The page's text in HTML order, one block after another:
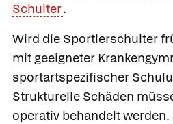
Schulter.
Wird die Sportlerschulter
mit geeigneter
sportartspezifischer
Strukturelle Schäden
operativ behandelt